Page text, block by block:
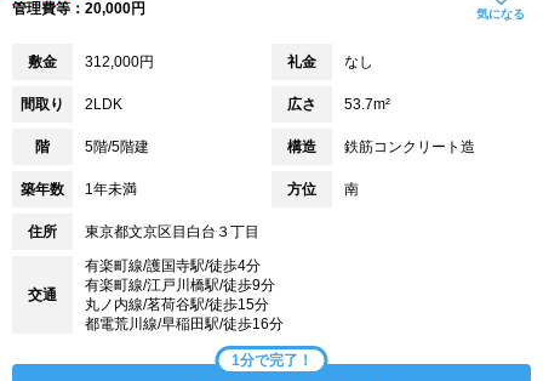
管理費等：20,000円
気になる
敷金 312,000円 礼金 なし
間取り 2LDK 広さ 53.7m²
階 5階/5階建 構造 鉄筋コンクリート造
築年数 1年未満 方位 南
住所 東京都文京区目白台３丁目
交通
有楽町線/護国寺駅/徒歩4分
有楽町線/江戸川橋駅/徒歩9分
丸ノ内線/茗荷谷駅/徒歩15分
都電荒川線/早稲田駅/徒歩16分
1分で完了！